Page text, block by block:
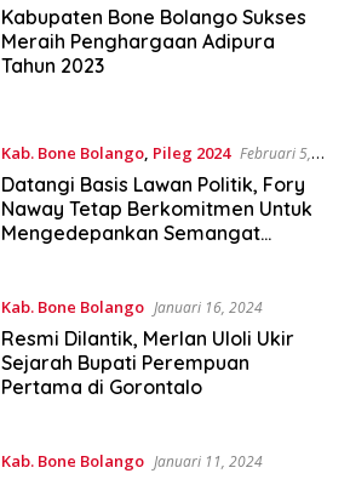
2024
Kabupaten Bone Bolango Sukses
Meraih Penghargaan Adipura
Tahun 2023
Kab. Bone Bolango, Pileg 2024 Februari 5,
2024
Datangi Basis Lawan Politik, Fory
Naway Tetap Berkomitmen Untuk
Mengedepankan Semangat
Kab. Bone Bolango Januari 16, 2024
Resmi Dilantik, Merlan Uloli Ukir
Sejarah Bupati Perempuan
Pertama di Gorontalo
Kab. Bone Bolango Januari 11, 2024